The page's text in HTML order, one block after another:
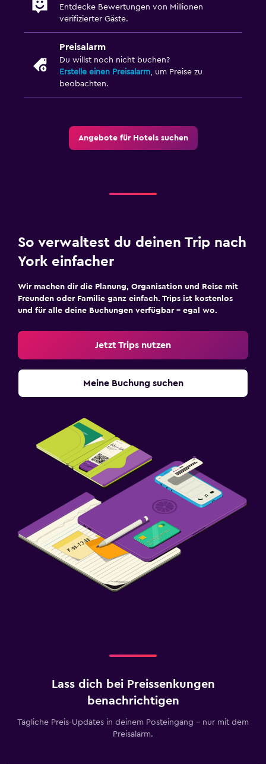
Entdecke Bewertungen von Millionen
verifizierter Gäste.
Preisalarm
Du willst noch nicht buchen?
Erstelle einen Preisalarm , um Preise zu
beobachten.
Angebote für Hotels suchen
So verwaltest du deinen Trip nach
York einfacher
Wir machen dir die Planung, Organisation und Reise mit
Freunden oder Familie ganz einfach. Trips ist kostenlos
und für alle deine Buchungen verfügbar – egal wo.
Jetzt Trips nutzen
Meine Buchung suchen
Lass dich bei Preissenkungen
benachrichtigen
Tägliche Preis-Updates in deinem Posteingang – nur mit dem
Preisalarm.